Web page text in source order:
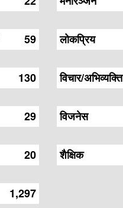
59
130
29
20
लोकप्रिय
विचार/अभिव्यक्ति
विजनेस
शैक्षिक
1,297